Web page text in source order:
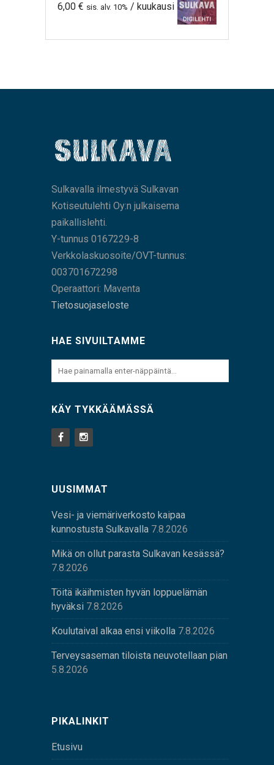
6,00 € sis. alv. 10% / kuukausi
Sulkavalla ilmestyvä Sulkavan
Kotiseutulehti Oy:n julkaisema
paikallislehti.
Y-tunnus 0167229-8
Verkkolaskuosoite/OVT-tunnus:
003701672298
Operaattori: Maventa
Tietosuojaseloste
HAE SIVUILTAMME
KÄY TYKKÄÄMÄSSÄ
UUSIMMAT
Vesi- ja viemäriverkosto kaipaa
kunnostusta Sulkavalla 7.8.2026
Mikä on ollut parasta Sulkavan kesässä?
7.8.2026
Töitä ikäihmisten hyvän loppuelämän
hyväksi 7.8.2026
Koulutaival alkaa ensi viikolla 7.8.2026
Terveysaseman tiloista neuvotellaan pian
5.8.2026
PIKALINKIT
Etusivu